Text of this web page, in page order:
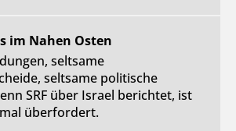
im Nahen Osten
seltsame
seltsame politische
SRF über Israel berichtet, ist
überfordert.